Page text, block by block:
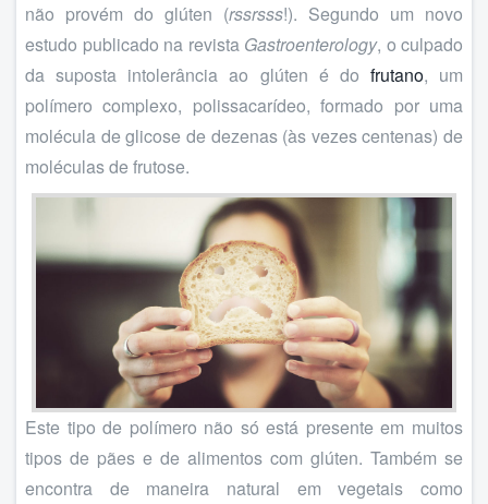
não provém do glúten (rssrsss!). Segundo um novo
estudo publicado na revista Gastroenterology, o culpado
da suposta intolerância ao glúten é do frutano, um
polímero complexo, polissacarídeo, formado por uma
molécula de glicose de dezenas (às vezes centenas) de
moléculas de frutose.
Este tipo de polímero não só está presente em muitos
tipos de pães e de alimentos com glúten. Também se
encontra de maneira natural em vegetais como